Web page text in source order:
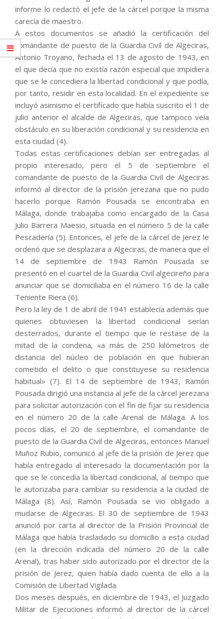
informe lo redactó el jefe de la cárcel porque la misma
carecía de maestro.
A estos documentos se añadió la certificación del
comandante de puesto de la Guardia Civil de Algeciras,
Antonio Troyano, fechada el 13 de agosto de 1943, en
el que decía que no existía razón especial que impidiera
que se le concediera la libertad condicional y que podía,
por tanto, residir en esta localidad. En el expediente se
incluyó asimismo el certificado que había suscrito el 1 de
julio anterior el alcalde de Algeciras, que tampoco veía
obstáculo en su liberación condicional y su residencia en
esta ciudad (4).
Todas estas certificaciones debían ser entregadas al
propio interesado, pero el 5 de septiembre el
comandante de puesto de la Guardia Civil de Algeciras
informó al director de la prisión jerezana que no pudo
hacerlo porque Ramón Pousada se encontraba en
Málaga, donde trabajaba como encargado de la Casa
Julio Barrera Maesio, situada en el número 5 de la calle
Pescadería (5). Entonces, el jefe de la cárcel de Jerez le
ordenó que se desplazara a Algeciras, de manera que el
14 de septiembre de 1943 Ramón Pousada se
presentó en el cuartel de la Guardia Civil algecireño para
anunciar que se domiciliaba en el número 16 de la calle
Teniente Riera (6).
Pero la ley de 1 de abril de 1941 establecía además que
quienes obtuviesen la libertad condicional serían
desterrados, durante el tiempo que le restase de la
mitad de la condena, «a más de 250 kilómetros de
distancia del núcleo de población en que hubieran
cometido el delito o que constituyese su residencia
habitual» (7). El 14 de septiembre de 1943, Ramón
Pousada dirigió una instancia al jefe de la cárcel jerezana
para solicitar autorización con el fin de fijar su residencia
en el número 20 de la calle Arenal de Málaga. A los
pocos días, el 20 de septiembre, el comandante de
puesto de la Guardia Civil de Algeciras, entonces Manuel
Muñoz Rubio, comunicó al jefe de la prisión de Jerez que
había entregado al interesado la documentación por la
que se le concedía la libertad condicional, al tiempo que
le autorizaba para cambiar su residencia a la ciudad de
Málaga (8). Así, Ramón Pousada se vio obligado a
mudarse de Algeciras. El 30 de septiembre de 1943
anunció por carta al director de la Prisión Provincial de
Málaga que había trasladado su domicilio a esta ciudad
(en la dirección indicada del número 20 de la calle
Arenal), tras haber sido autorizado por el director de la
prisión de Jerez, quien había dado cuenta de ello a la
Comisión de Libertad Vigilada.
Dos meses después, en diciembre de 1943, el Juzgado
Militar de Ejecuciones informó al director de la cárcel